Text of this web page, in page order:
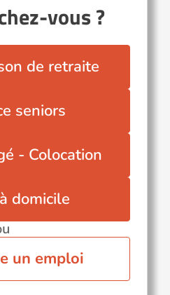
(60280)
vous ?
de retraite
seniors
- Colocation
domicile
un emploi